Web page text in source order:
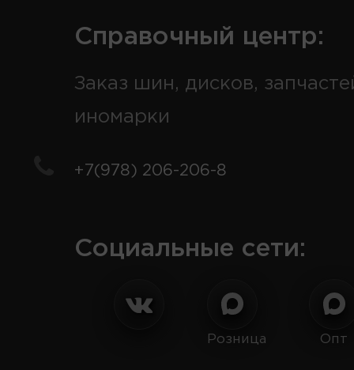
Справочный центр:
Заказ шин, дисков,
иномарки
+7(978) 206-206-8
Социальные сети:
Розница Опт